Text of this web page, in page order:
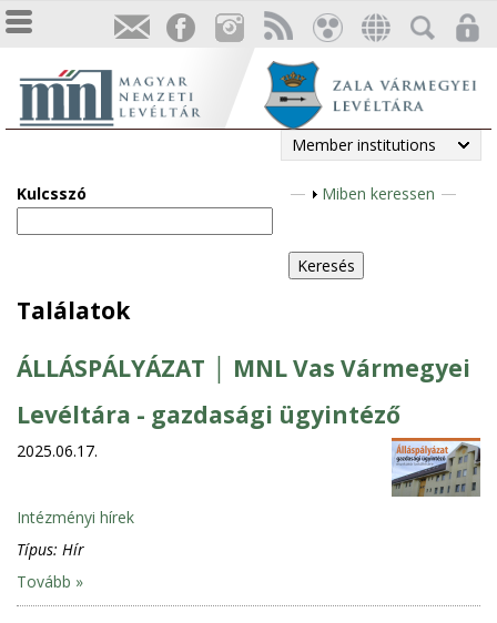
Member institutions
Kulcsszó
S
o
w
Miben keressen
Találatok
ÁLLÁSPÁLYÁZAT │ MNL Vas Vármegyei
Levéltára - gazdasági ügyintéző
2025.06.17.
Intézményi hírek
Típus: Hír
Tovább »